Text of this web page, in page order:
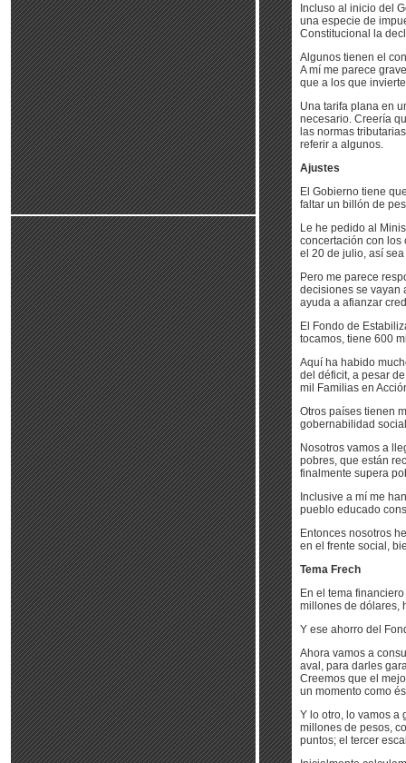
Incluso al inicio del
una especie de
Constitucional la
Algunos tienen el
A mí me parece
que a los que
Una tarifa plana en
necesario. Creería
las normas
referir a algunos.
Ajustes
El Gobierno tiene
faltar un billón de
Le he pedido al
concertación con los
el 20 de julio, así
Pero me parece
decisiones se vayan
ayuda a afianzar
El Fondo de
tocamos, tiene 600
Aquí ha habido
del déficit, a pesar
mil Familias en
Otros países tienen
gobernabilidad
Nosotros vamos a
pobres, que están
finalmente supera
Inclusive a mí me
pueblo educado
Entonces nosotros
en el frente social,
Tema Frech
En el tema
millones de dólares,
Y ese ahorro del
Ahora vamos a
aval, para darles
Creemos que el
un momento como
Y lo otro, lo vamos a
millones de pesos,
puntos; el tercer